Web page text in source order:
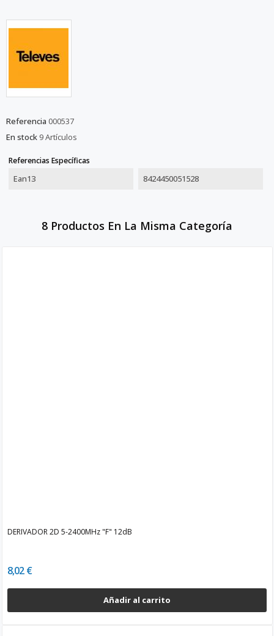
Referencia 000537
En stock 9 Artículos
Referencias Específicas
Ean13 8424450051528
8 Productos En La Misma Categoría
DERIVADOR 2D 5-2400MHz "F" 12dB
8,02 €
Añadir al carrito